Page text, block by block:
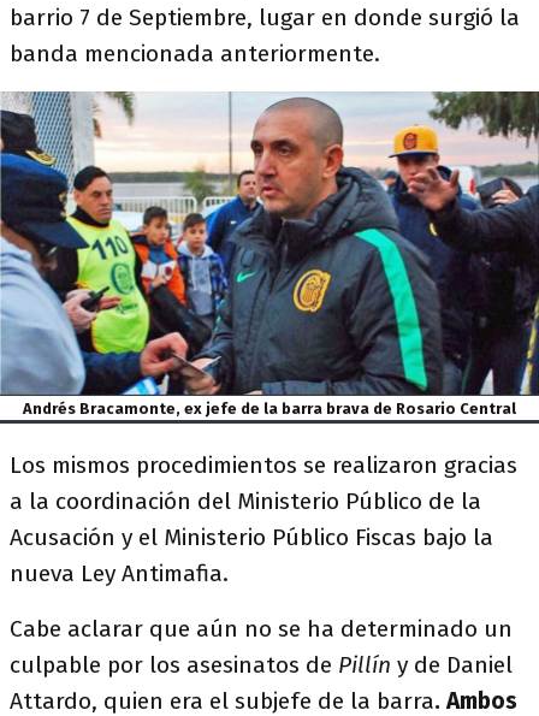
barrio 7 de Septiembre, lugar en donde surgió la
banda mencionada anteriormente.
Andrés Bracamonte, ex jefe de la barra brava de Rosario Central
Los mismos procedimientos se realizaron gracias
a la coordinación del Ministerio Público de la
Acusación y el Ministerio Público Fiscas bajo la
nueva Ley Antimafia.
Cabe aclarar que aún no se ha determinado un
culpable por los asesinatos de Pillín y de Daniel
Attardo, quien era el subjefe de la barra. Ambos